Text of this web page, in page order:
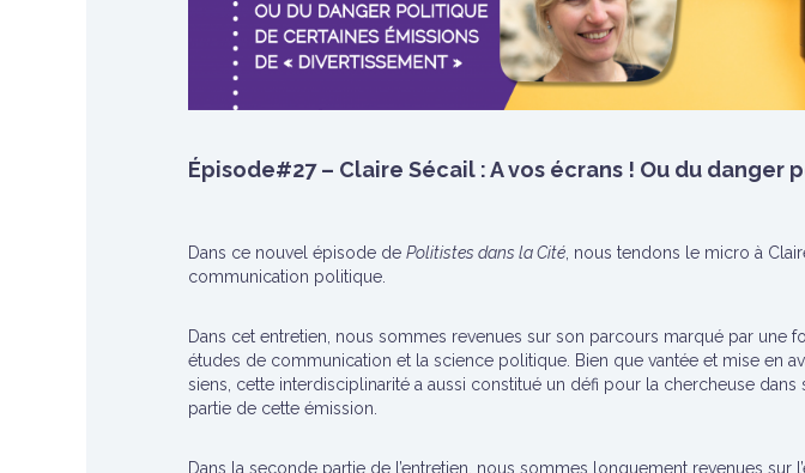
Épisode#27 – Claire Sécail : A vos écrans ! Ou du
Dans ce nouvel épisode de Politistes dans la Cité , nous tendons le micro à
communication politique.
Dans cet entretien, nous sommes revenues sur son parcours marqué par une
études de communication et la science politique. Bien que vantée et mise en
siens, cette interdisciplinarité a aussi constitué un défi pour la chercheuse
partie de cette émission.
Dans la seconde partie de l’entretien, nous sommes longuement revenues